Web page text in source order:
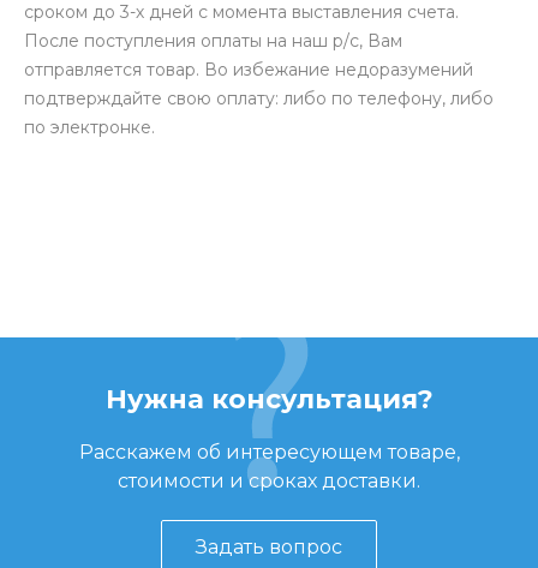
сроком до 3-х дней с момента выставления счета.
После поступления оплаты на наш р/с, Вам
отправляется товар. Во избежание недоразумений
подтверждайте свою оплату: либо по телефону, либо
по электронке.
Нужна консультация?
Расскажем об интересующем товаре,
стоимости и сроках доставки.
Задать вопрос